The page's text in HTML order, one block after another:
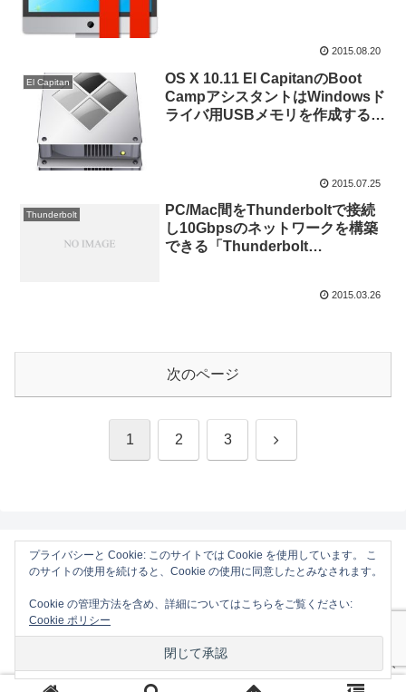
2015.08.20
El Capitan
OS X 10.11 El CapitanのBoot
CampアシスタントはWindowsド
ライバ用USBメモリを作成するこ
2015.07.25
Thunderbolt
PC/Mac間をThunderboltで接続
し10Gbpsのネットワークを構築
できる「Thunderbolt
2015.03.26
次のページ
1 2 3 次
AAPL Ch.
ホーム
Mac
iOS
Gadget
プライバシーポリシーと免責事項
プライバシーと Cookie: このサイトでは Cookie を使用しています。 こ
のサイトの使用を続けると、Cookie の使用に同意したとみなされます。
Cookie の管理方法を含め、詳細についてはこちらをご覧ください:
Cookie ポリシー